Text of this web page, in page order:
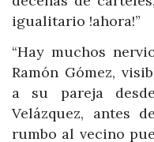
igualitario !ahora!”
“Hay muchos
Ramón Gómez,
a su pareja
Velázquez, antes
rumbo al vecino